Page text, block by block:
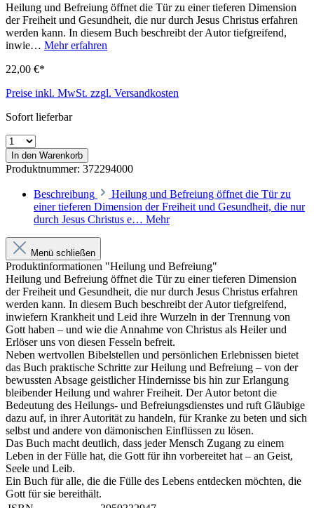
Heilung und Befreiung öffnet die Tür zu einer tieferen Dimension
der Freiheit und Gesundheit, die nur durch Jesus Christus erfahren
werden kann. In diesem Buch beschreibt der Autor tiefgreifend,
inwie… Mehr erfahren
22,00 €*
Preise inkl. MwSt. zzgl. Versandkosten
Sofort lieferbar
In den Warenkorb
Produktnummer: 372294000
Beschreibung
Heilung und Befreiung öffnet die Tür zu
einer tieferen Dimension der Freiheit und Gesundheit, die nur
durch Jesus Christus e… Mehr
Menü schließen
Produktinformationen "Heilung und Befreiung"
Heilung und Befreiung öffnet die Tür zu einer tieferen Dimension
der Freiheit und Gesundheit, die nur durch Jesus Christus erfahren
werden kann. In diesem Buch beschreibt der Autor tiefgreifend,
inwiefern Krankheit und Leid ihre Wurzeln in der Trennung von
Gott haben – und wie die Annahme von Christus als Heiler und
Erlöser uns von diesen Fesseln befreit.
Neben wertvollen Bibelstellen und persönlichen Erlebnissen bietet
das Buch praktische Schritte zur Heilung und Befreiung – von der
bewussten Absage geistlicher Hindernisse bis hin zur Erlangung
bleibender Heilung und wahrer Freiheit. Der Autor betont die
Bedeutung des Heilungs- und Befreiungsdienstes und ruft Gläubige
dazu auf, in ihrer Autorität zu handeln, für Kranke zu beten und sich
selbst und andere von dämonischen Einflüssen zu lösen.
Das Buch macht deutlich, dass jeder Mensch Zugang zu einem
Leben in der Fülle hat, die Gott für ihn vorbereitet hat – an Geist,
Seele und Leib.
Ein Buch für alle, die die Fülle des Lebens entdecken möchten, die
Gott für sie bereithält.